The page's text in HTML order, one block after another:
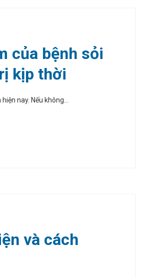
của bệnh sỏi
kịp thời
nay. Nếu không...
và cách